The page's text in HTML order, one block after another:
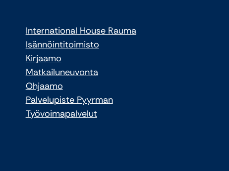
International House Rauma
Isännöintitoimisto
Kirjaamo
Matkailuneuvonta
Ohjaamo
Palvelupiste Pyyrman
Työvoimapalvelut